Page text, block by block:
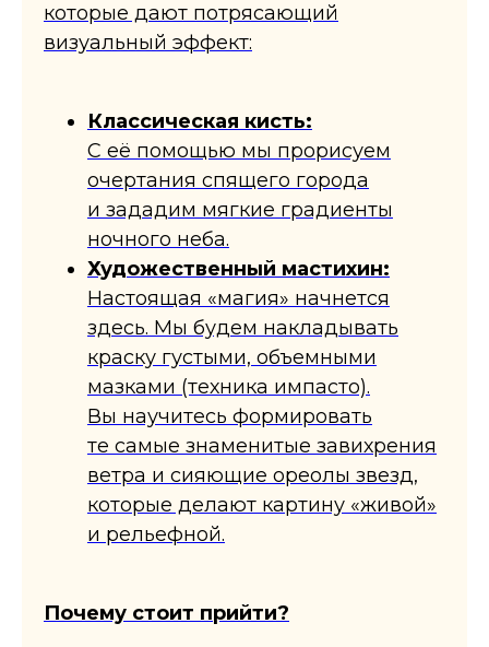
которые дают потрясающий
визуальный эффект:
​Классическая кисть:
С её помощью мы прорисуем
очертания спящего города
и зададим мягкие градиенты
ночного неба.
​Художественный мастихин:
Настоящая «магия» начнется
здесь. Мы будем накладывать
краску густыми, объемными
мазками (техника импасто).
Вы научитесь формировать
те самые знаменитые завихрения
ветра и сияющие ореолы звезд,
которые делают картину «живой»
и рельефной.
​Почему стоит прийти?